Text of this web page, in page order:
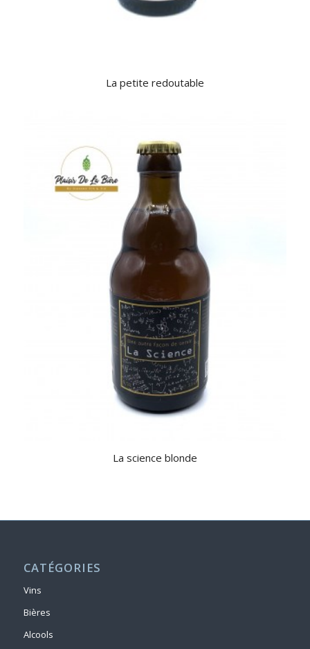
La petite redoutable
La science blonde
CATÉGORIES
Vins
Bières
Alcools